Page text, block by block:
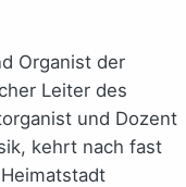
Organist der
Leiter des
und Dozent
kehrt nach fast